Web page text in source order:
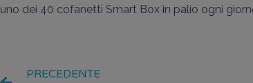
uno dei 40 cofanetti Smart Box in palio ogni
PRECEDENTE